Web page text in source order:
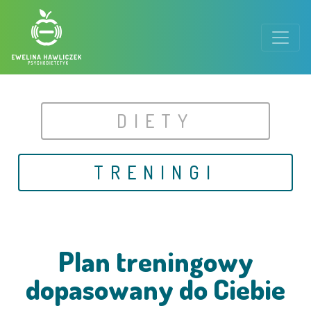
Przejdź do treści
DIETY
TRENINGI
Plan treningowy
dopasowany do Ciebie